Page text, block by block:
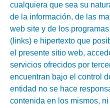
cualquiera que sea su
de la información, de las
web site y de los
(links) e hipertexto que
el presente sitio web,
servicios ofrecidos por
encuentran bajo el control
entidad no se hace
contenida en los mismos,